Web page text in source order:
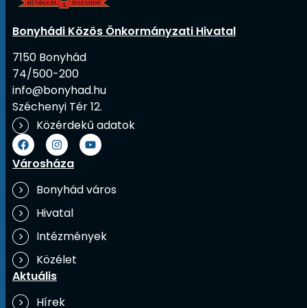
Bonyhádi Közös Önkormányzati Hivatal
7150 Bonyhád
74/500-200
info@bonyhad.hu
Széchenyi Tér 12.
Közérdekű adatok
Városháza
Bonyhád város
Hivatal
Intézmények
Közélet
Aktuális
Hírek